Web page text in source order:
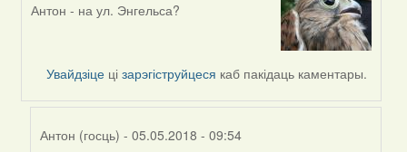
In
(госць)
Антон - на ул. Энгельса?
Увайдзіце цізарэгіструйцеся каб пакідаць каментары.
Антон (госць) - 05.05.2018 - 09:54